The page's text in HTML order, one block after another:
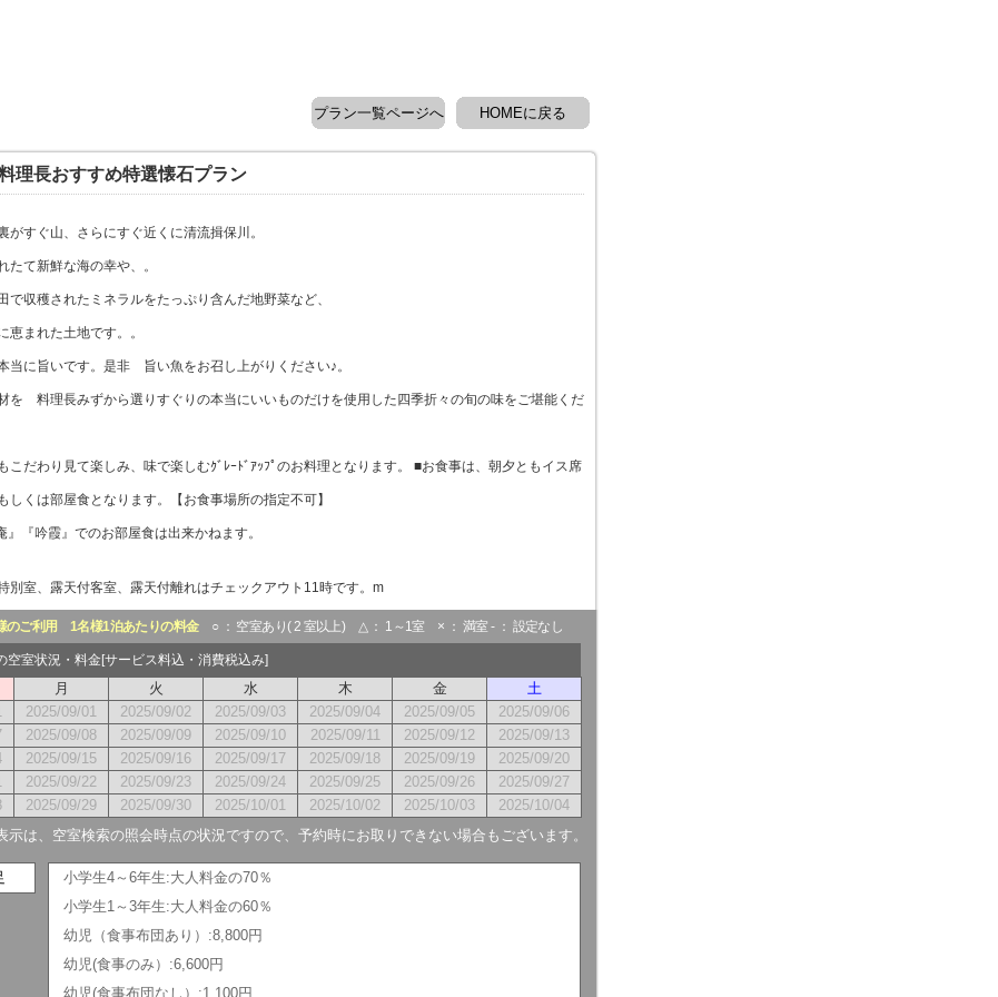
HOMEに戻る
プラン一覧ページへ
理長おすすめ特選懐石プラン
がすぐ山、さらにすぐ近くに清流揖保川。
たて新鮮な海の幸や、。
で収穫されたミネラルをたっぷり含んだ地野菜など、
恵まれた土地です。。
当に旨いです。是非 旨い魚をお召し上がりください♪。
を 料理長みずから選りすぐりの本当にいいものだけを使用した四季折々の旬の味をご堪能くだ
こだわり見て楽しみ、味で楽しむｸﾞﾚｰﾄﾞｱｯﾌﾟのお料理となります。 ■お食事は、朝夕ともイス席
くは部屋食となります。【お食事場所の指定不可】
』『吟霞』でのお部屋食は出来かねます。
室、露天付客室、露天付離れはチェックアウト11時です。m
のご利用 1名様1泊あたりの料金○ ： 空室あり( 2 室以上) △ ： 1～1室 × ： 満室 - ： 設定なし
空室状況・料金[サービス料込・消費税込み]
月 火 水 木 金
土
2025/09/01 2025/09/02 2025/09/03 2025/09/04 2025/09/05
2025/09/06
2025/09/08 2025/09/09 2025/09/10 2025/09/11 2025/09/12
2025/09/13
2025/09/15 2025/09/16 2025/09/17 2025/09/18 2025/09/19
2025/09/20
2025/09/22 2025/09/23 2025/09/24 2025/09/25 2025/09/26
2025/09/27
2025/09/29 2025/09/30 2025/10/01 2025/10/02 2025/10/03
2025/10/04
示は、空室検索の照会時点の状況ですので、予約時にお取りできない場合もございます。
小学生4～6年生:大人料金の70％
小学生1～3年生:大人料金の60％
幼児（食事布団あり）:8,800円
幼児(食事のみ）:6,600円
幼児(食事布団なし）:1,100円